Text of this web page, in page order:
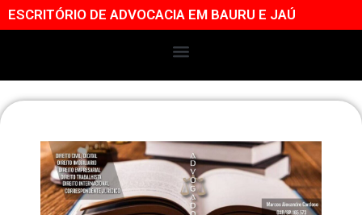
ESCRITÓRIO DE ADVOCACIA EM BAURU E JAÚ